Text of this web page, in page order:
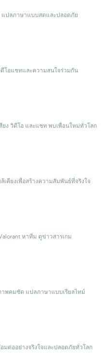
ปลภาษาแบบสดและปลอดภัย
โอแชทและความสนใจร่วมกัน
ยง วิดีโอ และแชท พบเพื่อนใหม่ทั่วโลก
เคียงเพื่อสร้างความสัมพันธ์ที่จริงใจ
หาทีม ดูข่าวสารเกม
พคมชัด แปลภาษาแบบเรียลไทม์
มต่ออย่างจริงใจและปลอดภัยทั่วโลก